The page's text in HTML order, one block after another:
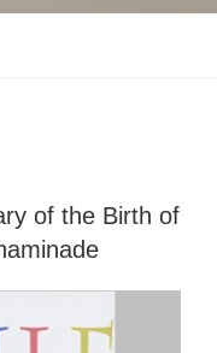
of the Birth of